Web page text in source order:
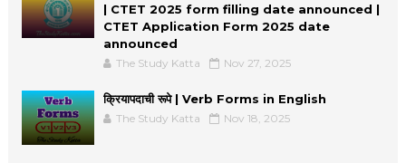
| CTET 2025 form filling date announced |
CTET Application Form 2025 date
announced
The Study Katta Nov 27, 2025
क्रियापदाची रूपे | Verb Forms in English
The Study Katta Nov 18, 2025